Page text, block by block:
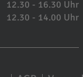
12.30 - 16.30 Uhr
12.30 - 14.00 Uhr